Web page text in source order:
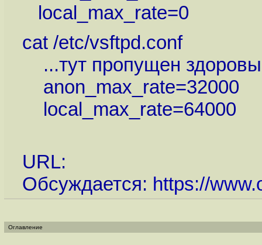
local_max_rate=0
cat /etc/vsftpd.conf
...тут пропущен
anon_max_rate=32000
local_max_rate=64000
URL:
Обсуждается: https://
Оглавление